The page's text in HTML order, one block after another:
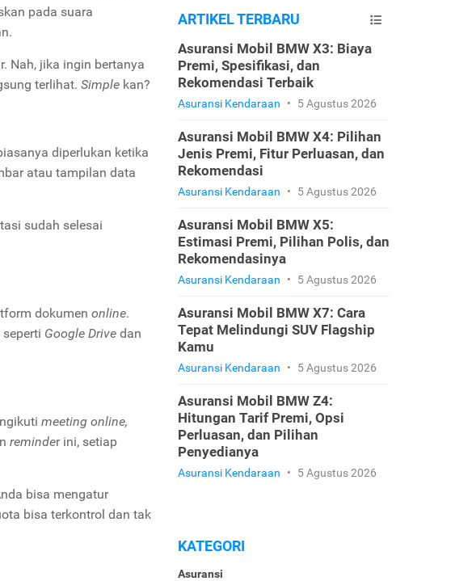
pada suara
Nah, jika ingin bertanya
terlihat. Simple kan?
diperlukan ketika
atau tampilan data
sudah selesai
dokumen online.
Google Drive dan
meeting online,
reminder ini, setiap
bisa mengatur
bisa terkontrol dan tak
ARTIKEL TERBARU
Asuransi Mobil BMW X3: Biaya
Premi, Spesifikasi, dan
Rekomendasi Terbaik
Asuransi Kendaraan • 5 Agustus 2026
Asuransi Mobil BMW X4: Pilihan
Jenis Premi, Fitur Perluasan, dan
Rekomendasi
Asuransi Kendaraan • 5 Agustus 2026
Asuransi Mobil BMW X5:
Estimasi Premi, Pilihan Polis, dan
Rekomendasinya
Asuransi Kendaraan • 5 Agustus 2026
Asuransi Mobil BMW X7: Cara
Tepat Melindungi SUV Flagship
Kamu
Asuransi Kendaraan • 5 Agustus 2026
Asuransi Mobil BMW Z4:
Hitungan Tarif Premi, Opsi
Perluasan, dan Pilihan
Penyedianya
Asuransi Kendaraan • 5 Agustus 2026
KATEGORI
Asuransi